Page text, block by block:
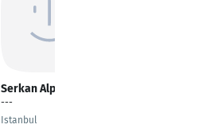
Serkan Alp
---
Istanbul